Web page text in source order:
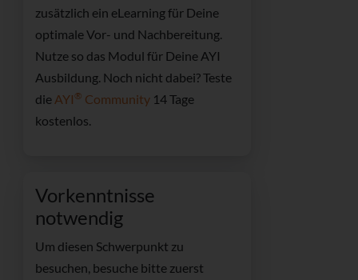
zusätzlich ein eLearning für Deine
optimale Vor- und Nachbereitung.
Nutze so das Modul für Deine AYI
Ausbildung. Noch nicht dabei? Teste
die AYI ® Community 14 Tage
kostenlos.
Vorkenntnisse
notwendig
Um diesen Schwerpunkt zu
besuchen, besuche bitte zuerst